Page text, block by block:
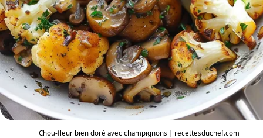
Chou-fleur bien doré avec champignons | recettesduchef.com